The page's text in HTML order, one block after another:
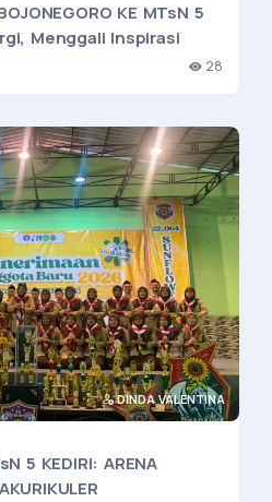
KE MTsN 5
Menggali Inspirasi
28
DINDA VALENTINA
5 KEDIRI: ARENA